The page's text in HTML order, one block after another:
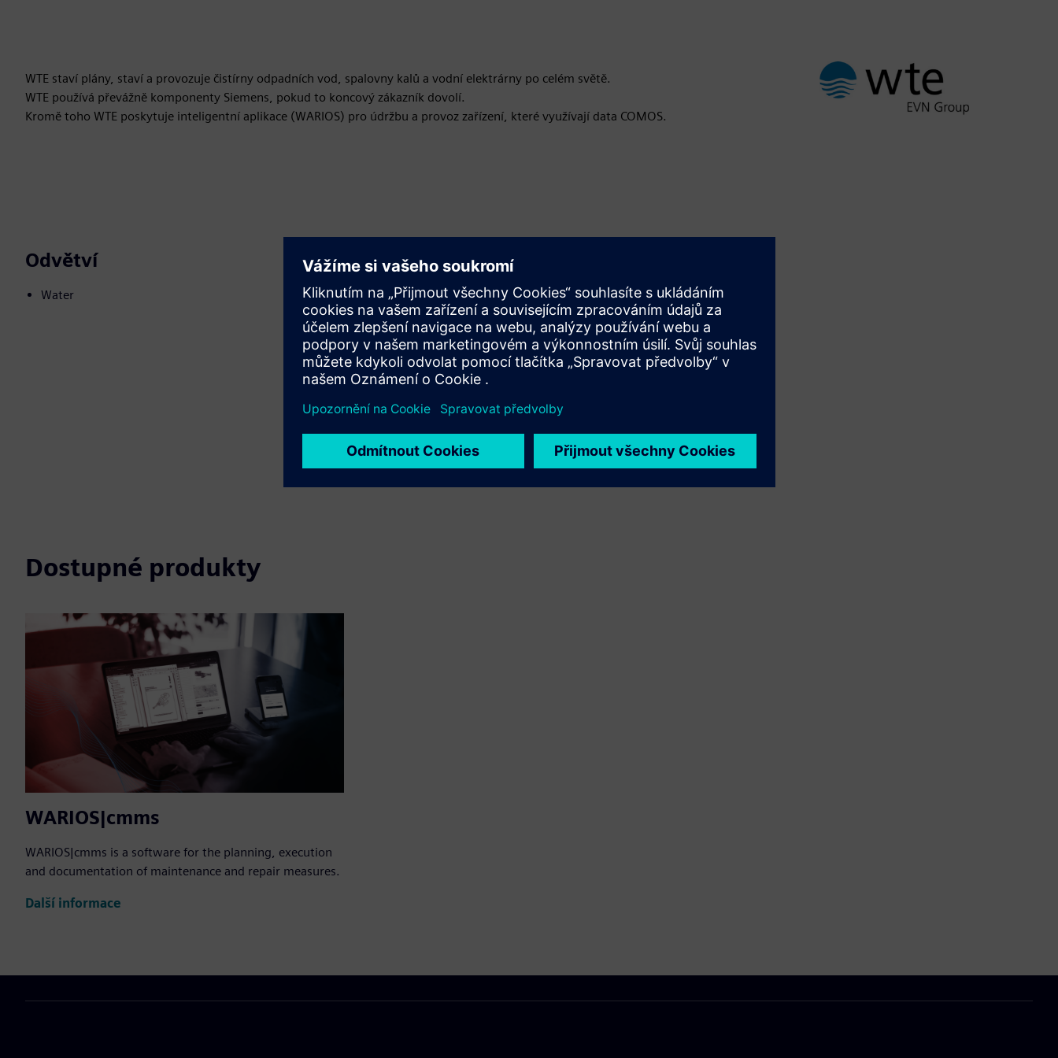
WTE staví plány, staví a provozuje čistírny odpadních vod, spalovny kalů a vodní elektrárny po celém světě.
WTE používá převážně komponenty Siemens, pokud to koncový zákazník dovolí.
Kromě toho WTE poskytuje inteligentní aplikace (WARIOS) pro údržbu a provoz zařízení, které využívají data COMOS.
Odvětví
Water
Pohyb
Build
Rozšiřuje produkt/řešení Siemens Xcelerator nebo na nich
staví vytvořením nového produktu nebo vytváří nové
řešení pro zákazníky integrací produktu Siemens
Xcelerator a vlastního produktu
Service
které pomáhá zákazníkovi s jejich implementací,
integrací, provozem nebo údržbou
Dostupné produkty
WARIOS|cmms
WARIOS|cmms is a software for the planning, execution
and documentation of maintenance and repair measures.
Další informace